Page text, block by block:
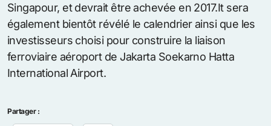
Singapour, et devrait être achevée en 2017.It sera
également bientôt révélé le calendrier ainsi que les
investisseurs choisi pour construire la liaison
ferroviaire aéroport de Jakarta Soekarno Hatta
International Airport.
Partager :